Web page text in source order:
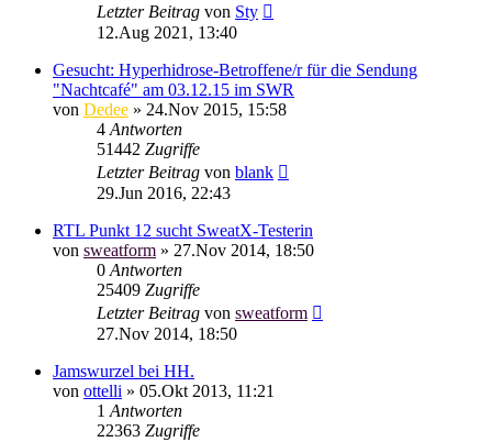
Letzter Beitrag von Sty
12.Aug 2021, 13:40
Gesucht: Hyperhidrose-Betroffene/r für die Sendung
"Nachtcafé" am 03.12.15 im SWR
von Dedee » 24.Nov 2015, 15:58
4 Antworten
51442 Zugriffe
Letzter Beitrag von blank
29.Jun 2016, 22:43
RTL Punkt 12 sucht SweatX-Testerin
von sweatform » 27.Nov 2014, 18:50
0 Antworten
25409 Zugriffe
Letzter Beitrag von sweatform
27.Nov 2014, 18:50
Jamswurzel bei HH.
von ottelli » 05.Okt 2013, 11:21
1 Antworten
22363 Zugriffe